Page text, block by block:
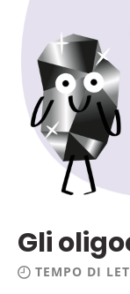
Gli
TEMPO DI